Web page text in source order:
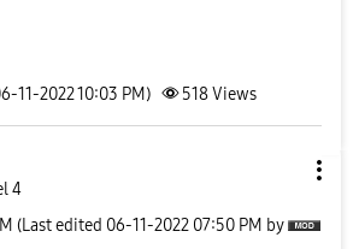
11-2022 10:03 PM) 518Views
4
(Last edited ‎06-11-2022 07:50 PM by